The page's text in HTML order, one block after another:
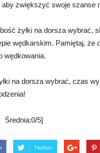
zwiększyć swoje szanse
żyłki na dorsza wybrać,
wędkarskim. Pamiętaj, że
wędkowania.
na dorsza wybrać, czas
Średnia:0/5]
Twitter